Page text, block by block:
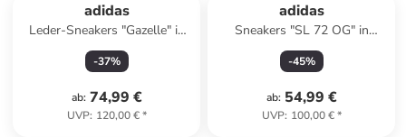
adidas
Leder-Sneakers "Gazelle" in
Pink
-37%
ab: 74,99 €
UVP: 120,00 €*
adidas
Sneakers "SL 72 OG" in
Orange/ Rot
-45%
ab: 54,99 €
UVP: 100,00 €*